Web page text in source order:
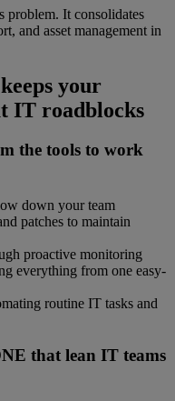
problem. It consolidates
and asset management in
your
IT roadblocks
the tools to work
down your team
patches to maintain
proactive monitoring
everything from one easy-
routine IT tasks and
that lean IT teams